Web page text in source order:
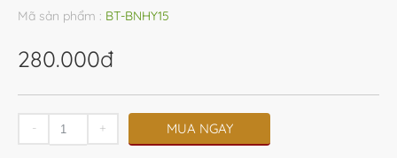
Mã sản phẩm : BT-BNHY15
280.000đ
- + MUA NGAY